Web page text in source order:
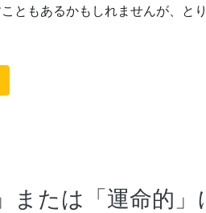
ともあるかもしれませんが、と
または「運命的